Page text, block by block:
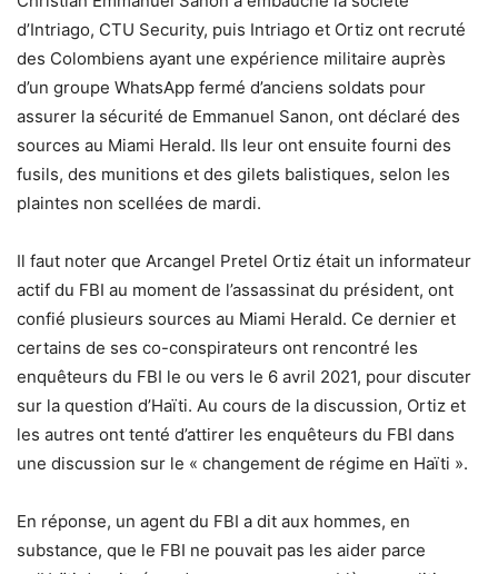
d’Intriago, CTU Security, puis Intriago et Ortiz ont recruté
des Colombiens ayant une expérience militaire auprès
d’un groupe WhatsApp fermé d’anciens soldats pour
assurer la sécurité de Emmanuel Sanon, ont déclaré des
sources au Miami Herald. Ils leur ont ensuite fourni des
fusils, des munitions et des gilets balistiques, selon les
plaintes non scellées de mardi.
Il faut noter que Arcangel Pretel Ortiz était un informateur
actif du FBI au moment de l’assassinat du président, ont
confié plusieurs sources au Miami Herald. Ce dernier et
certains de ses co-conspirateurs ont rencontré les
enquêteurs du FBI le ou vers le 6 avril 2021, pour discuter
sur la question d’Haïti. Au cours de la discussion, Ortiz et
les autres ont tenté d’attirer les enquêteurs du FBI dans
une discussion sur le « changement de régime en Haïti ».
En réponse, un agent du FBI a dit aux hommes, en
substance, que le FBI ne pouvait pas les aider parce